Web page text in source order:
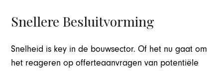
Snellere Besluitvorming
Snelheid is key in de bouwsector. Of het nu gaat om
het reageren op offerteaanvragen van potentiële